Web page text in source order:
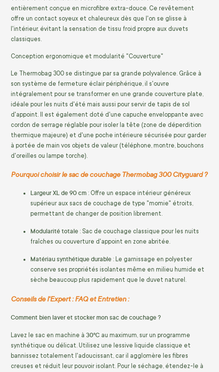
entièrement conçue en microfibre extra-douce. Ce revêtement
offre un contact soyeux et chaleureux dès que l'on se glisse à
l'intérieur, évitant la sensation de tissu froid propre aux duvets
classiques.
Conception ergonomique et modularité "Couverture"
Le Thermobag 300 se distingue par sa grande polyvalence. Grâce à
son système de fermeture éclair périphérique, il s'ouvre
intégralement pour se transformer en une grande couverture plate,
idéale pour les nuits d'été mais aussi pour servir de tapis de sol
d'appoint. Il est également doté d'une capuche enveloppante avec
cordon de serrage réglable pour isoler la tête (zone de déperdition
thermique majeure) et d'une poche intérieure sécurisée pour garder
à portée de main vos objets de valeur (téléphone, montre, bouchons
d'oreilles ou lampe torche).
Pourquoi choisir le sac de couchage Thermobag 300 Cityguard ?
Largeur XL de 90 cm : Offre un espace intérieur généreux
supérieur aux sacs de couchage de type "momie" étroits,
permettant de changer de position librement.
Modularité totale : Sac de couchage classique pour les nuits
fraîches ou couverture d'appoint en zone abritée.
Matériau synthétique durable : Le garnissage en polyester
conserve ses propriétés isolantes même en milieu humide et
sèche beaucoup plus rapidement que le duvet naturel.
Conseils de l'Expert : FAQ et Entretien :
Comment bien laver et stocker mon sac de couchage ?
Lavez le sac en machine à 30°C au maximum, sur un programme
synthétique ou délicat. Utilisez une lessive liquide classique et
bannissez totalement l'adoucissant, car il agglomère les fibres
creuses et réduit leur pouvoir isolant. Pour le séchage, étendez-le à